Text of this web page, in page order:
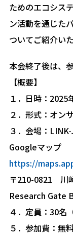
ためのエコシス
ン活動を通じた
ついてご紹介い
本会終了後は、
【概要】
１．日時：
２．形式：オン
３．会場：
Googleマップ
https://
〒210-0821 川
Research Gate
４．定員：30名
５．参加費：無